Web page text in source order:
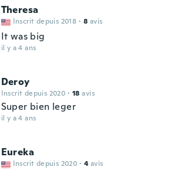
Theresa
Inscrit depuis 2018 · 8 avis
It was big
il y a 4 ans
Deroy
Inscrit depuis 2020 · 18 avis
Super bien leger
il y a 4 ans
Eureka
Inscrit depuis 2020 · 4 avis